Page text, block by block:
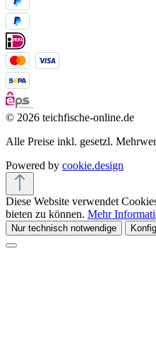
© 2026 teichfische-online.de
Alle Preise inkl. gesetzl.
Powered by cookie.design
Diese Website verwendet
bieten zu können. Mehr
Nur technisch notwendige